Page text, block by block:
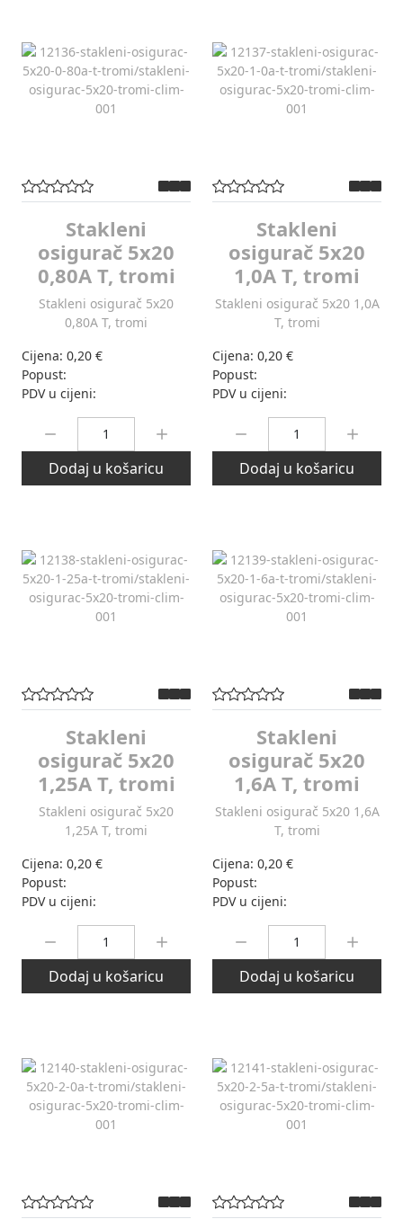
Stakleni
osigurač 5x20
0,80A T, tromi
Stakleni osigurač 5x20
0,80A T, tromi
Cijena: 0,20 €
Popust:
PDV u cijeni:
Dodaj u košaricu
Stakleni
osigurač 5x20
1,0A T, tromi
Stakleni osigurač 5x20 1,0A
T, tromi
Cijena: 0,20 €
Popust:
PDV u cijeni:
Dodaj u košaricu
Stakleni
osigurač 5x20
1,25A T, tromi
Stakleni osigurač 5x20
1,25A T, tromi
Cijena: 0,20 €
Popust:
PDV u cijeni:
Dodaj u košaricu
Stakleni
osigurač 5x20
1,6A T, tromi
Stakleni osigurač 5x20 1,6A
T, tromi
Cijena: 0,20 €
Popust:
PDV u cijeni:
Dodaj u košaricu